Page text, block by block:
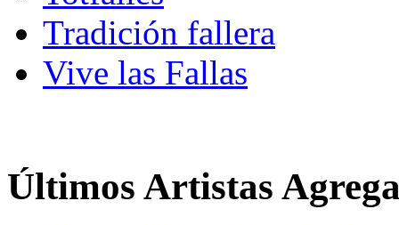
Tradición fallera
Vive las Fallas
Últimos Artistas